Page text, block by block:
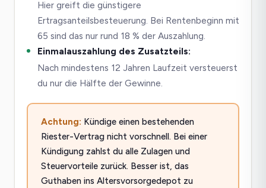
Hier greift die günstigere
Ertragsanteilsbesteuerung. Bei Rentenbeginn mit
65 sind das nur rund 18 % der Auszahlung.
Einmalauszahlung des Zusatzteils:
Nach mindestens 12 Jahren Laufzeit versteuerst
du nur die Hälfte der Gewinne.
Achtung: Kündige einen bestehenden
Riester-Vertrag nicht vorschnell. Bei einer
Kündigung zahlst du alle Zulagen und
Steuervorteile zurück. Besser ist, das
Guthaben ins Altersvorsorgedepot zu